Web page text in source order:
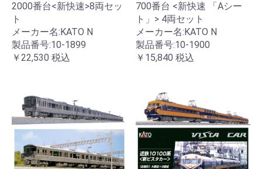
2000番台<新快速>8両セッ
ト
メーカー名:KATO N
製品番号:10-1899
￥22,530 税込
700番台 <新快速 「Aシー
ト」> 4両セット
メーカー名:KATO N
製品番号:10-1900
￥15,840 税込